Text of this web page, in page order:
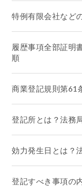
特例有限会社など
履歴事項全部証明
順
商業登記規則第61
登記所とは？法務
効力発生日とは？
登記すべき事項の